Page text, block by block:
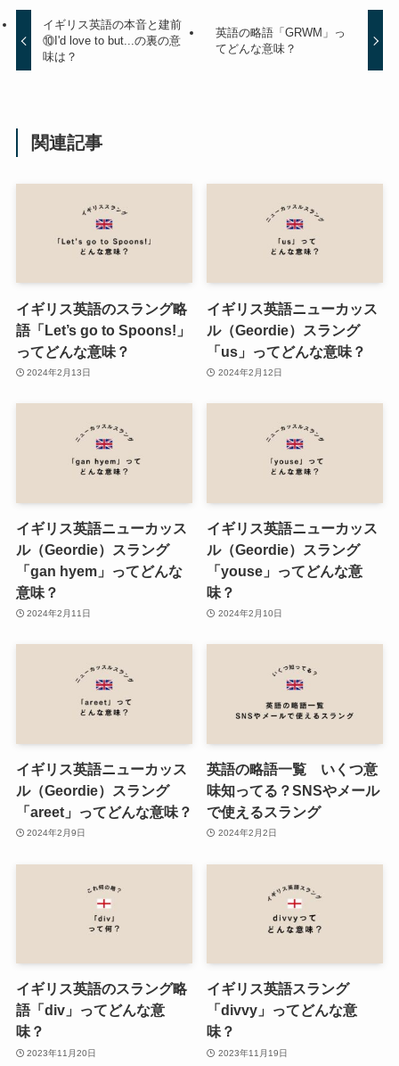
イギリス英語の本音と建前
⑩I'd love to but...の裏の意
味は？
英語の略語「GRWM」っ
てどんな意味？
関連記事
イギリス英語のスラング略
語「Let’s go to Spoons!」
ってどんな意味？
2024年2月13日
イギリス英語ニューカッス
ル（Geordie）スラング
「us」ってどんな意味？
2024年2月12日
イギリス英語ニューカッス
ル（Geordie）スラング
「gan hyem」ってどんな
意味？
2024年2月11日
イギリス英語ニューカッス
ル（Geordie）スラング
「youse」ってどんな意
味？
2024年2月10日
イギリス英語ニューカッス
ル（Geordie）スラング
「areet」ってどんな意味？
2024年2月9日
英語の略語一覧 いくつ意
味知ってる？SNSやメール
で使えるスラング
2024年2月2日
イギリス英語のスラング略
語「div」ってどんな意
味？
2023年11月20日
イギリス英語スラング
「divvy」ってどんな意
味？
2023年11月19日